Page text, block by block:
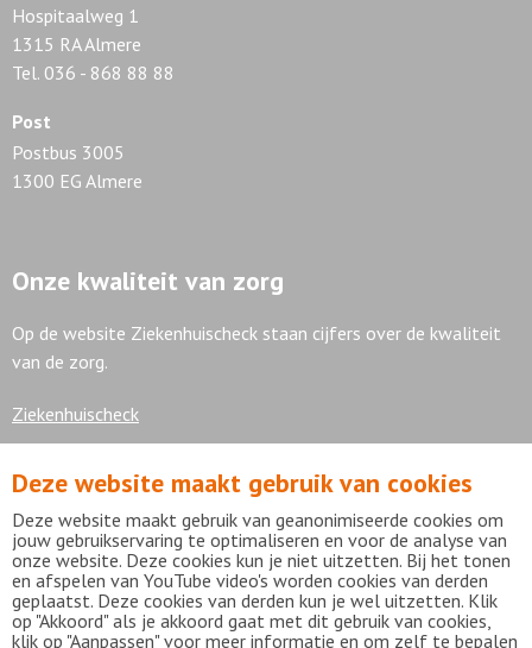
Hospitaalweg 1
1315 RA Almere
Tel. 036 - 868 88 88
Post
Postbus 3005
1300 EG Almere
Onze kwaliteit van zorg
Op de website Ziekenhuischeck staan cijfers over de kwaliteit
van de zorg.
Ziekenhuischeck
7,9
Bekijk alle waarderingen
Deze website maakt gebruik van cookies
Deze website maakt gebruik van geanonimiseerde cookies om
jouw gebruikservaring te optimaliseren en voor de analyse van
onze website. Deze cookies kun je niet uitzetten. Bij het tonen
en afspelen van YouTube video's worden cookies van derden
geplaatst. Deze cookies van derden kun je wel uitzetten. Klik
op "Akkoord" als je akkoord gaat met dit gebruik van cookies,
klik op "Aanpassen" voor meer informatie en om zelf te bepalen